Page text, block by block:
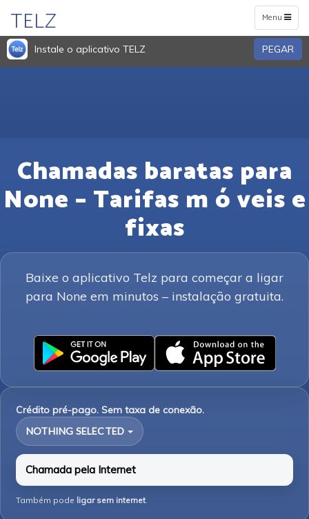
Toggle
navigation
Menu
TELZ
Instale o aplicativo TELZ PEGAR
Chamadas baratas para
None – Tarifas m ó veis e
fixas
Baixe o aplicativo Telz para começar a ligar
para None em minutos – instalação gratuita.
Crédito pré-pago. Sem taxa de conexão.
NOTHING SELECTED
Chamada pela Internet
Também pode ligar sem internet.